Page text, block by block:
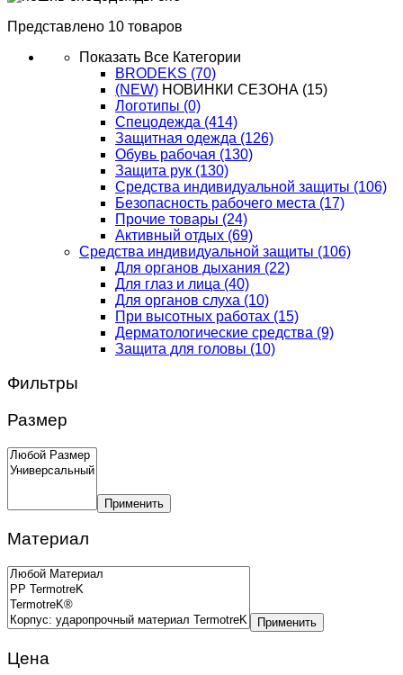
Представлено 10 товаров
Показать Все Категории
BRODEKS (70)
(NEW) НОВИНКИ СЕЗОНА (15)
Логотипы (0)
Спецодежда (414)
Защитная одежда (126)
Обувь рабочая (130)
Защита рук (130)
Средства индивидуальной защиты (106)
Безопасность рабочего места (17)
Прочие товары (24)
Активный отдых (69)
Средства индивидуальной защиты (106)
Для органов дыхания (22)
Для глаз и лица (40)
Для органов слуха (10)
При высотных работах (15)
Дерматологические средства (9)
Защита для головы (10)
Фильтры
Размер
Применить
Материал
Применить
Цена